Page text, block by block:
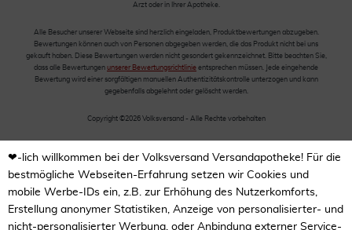
Arzt oder in Ihrer Apotheke.
Alle Besucher unserer Webseite sind herzlich eingeladen, Produktbewertungen abzugeben.
Bewertungen können auch von Personen abgegeben werden, die das Produkt nicht bei uns
gekauft haben. Diese Bewertungen werden nicht gesondert gekennzeichnet. Bitte beachten Sie,
dass alle Bewertungen unserer Bewertungsrichtlinie entsprechen müssen. Jede eingehende
Bewertung wird einer sorgfältigen manuellen Authentizitätskontrolle unterzogen und kann
gegebenfalls abgelehnt oder gelöscht werden.
Copyright ©2026 Volksversand - Alle Rechte vorbehalten
❤-lich willkommen bei der Volksversand Versandapotheke! Für die
bestmögliche Webseiten-Erfahrung setzen wir Cookies und
mobile Werbe-IDs ein, z.B. zur Erhöhung des Nutzerkomforts,
Erstellung anonymer Statistiken, Anzeige von personalisierter- und
nicht-personalisierter Werbung, oder Anbindung externer Service-